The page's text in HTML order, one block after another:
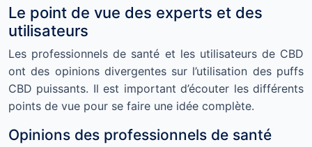
Le point de vue des experts et des
utilisateurs
Les professionnels de santé et les utilisateurs de CBD
ont des opinions divergentes sur l’utilisation des puffs
CBD puissants. Il est important d’écouter les différents
points de vue pour se faire une idée complète.
Opinions des professionnels de santé